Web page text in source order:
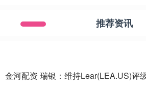
推荐资讯
金河配资 瑞银：维持Lear(LEA.US)评